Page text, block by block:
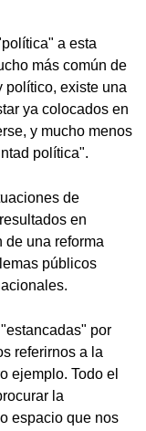
a esta
más común de
político, existe una
ya colocados en
y mucho menos
política".
de
en
de una reforma
públicos
por
referirnos a la
ejemplo. Todo el
la
espacio que nos